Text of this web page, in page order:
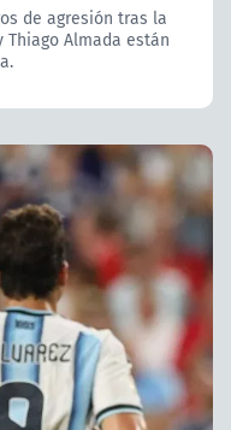
de agresión tras la
Almada están